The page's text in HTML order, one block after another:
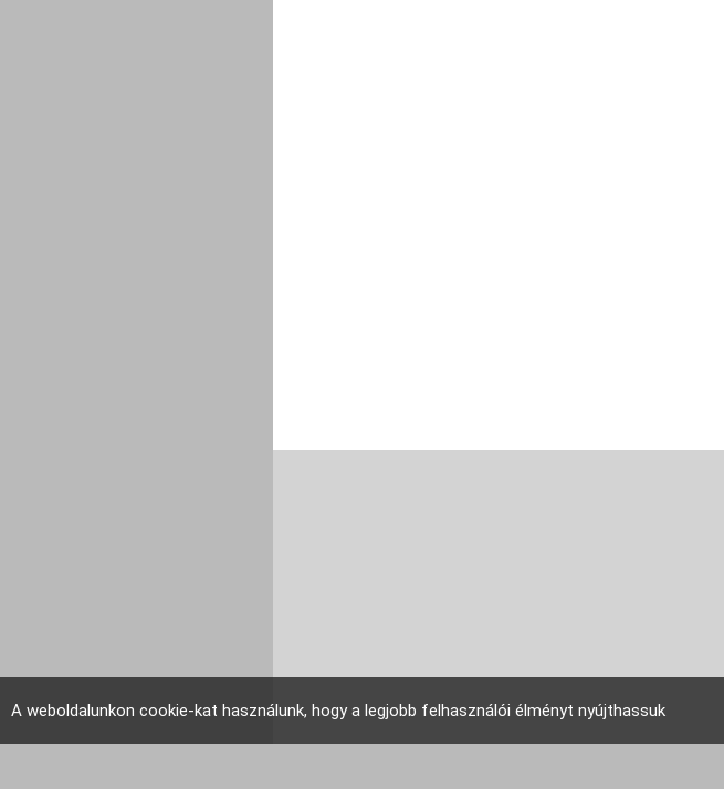
A weboldalunkon cookie-kat használunk, hogy a legjobb felhasználói élményt nyújthassuk